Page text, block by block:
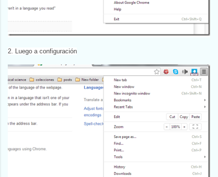
2. Luego a configuración